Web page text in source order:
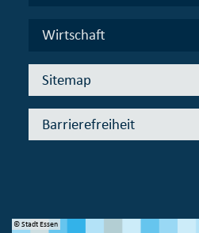
Wirtschaft
Sitemap
Barrierefreiheit
© Stadt Essen